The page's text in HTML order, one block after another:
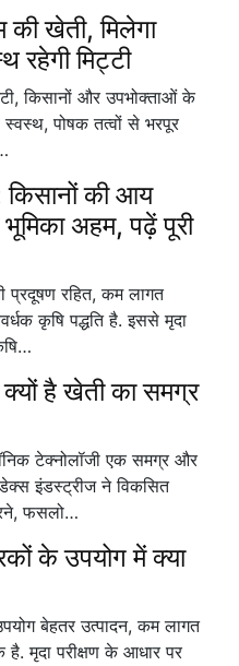
खेती, मिलेगा
रहेगी मिट्टी
किसानों और उपभोक्ताओं के
स्वस्थ, पोषक तत्वों से भरपूर
की आय
अहम, पढ़ें पूरी
रहित, कम लागत
कृषि पद्धति है. इससे मृदा
है खेती का समग्र
टेक्नोलॉजी एक समग्र और
इंडस्ट्रीज ने विकसित
फसलो…
के उपयोग में क्या
बेहतर उत्पादन, कम लागत
मृदा परीक्षण के आधार पर